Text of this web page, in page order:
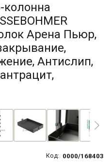
Арена Пьюр,
Антислип,
Код: 0000/168403